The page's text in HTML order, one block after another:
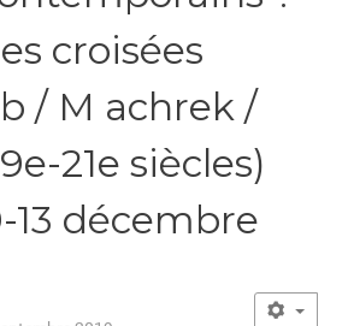
croisées
/ M achrek /
21e siècles)
13 décembre